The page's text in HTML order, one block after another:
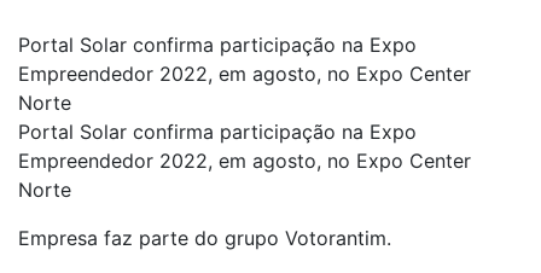
Portal Solar confirma participação na Expo
Empreendedor 2022, em agosto, no Expo Center
Norte
Portal Solar confirma participação na Expo
Empreendedor 2022, em agosto, no Expo Center
Norte
Empresa faz parte do grupo Votorantim.